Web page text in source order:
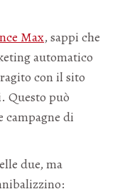
Max, sappi che
automatico
con il sito
Questo può
campagne di
due, ma